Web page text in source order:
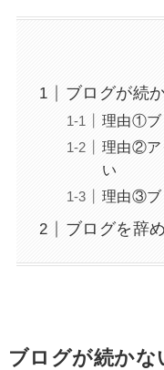
ブログが続
理由①ブ
理由②ア
い
理由③ブ
ブログを辞
ブログが続かな